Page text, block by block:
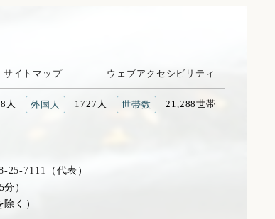
サイトマップ ウェブアクセシビリティ
人 外国人 1727人 世帯数 21,288世帯
25-7111
（代表）
）
く）